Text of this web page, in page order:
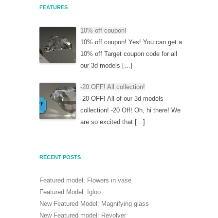
FEATURES
10% off coupon!
10% off coupon! Yes! You can get a
10% off Target coupon code for all
our 3d models […]
-20 OFF! All collection!
-20 OFF! All of our 3d models
collection! -20 Off! Oh, hi there! We
are so excited that […]
RECENT POSTS
Featured model: Flowers in vase
Featured Model: Igloo
New Featured Model: Magnifying glass
New Featured model: Revolver